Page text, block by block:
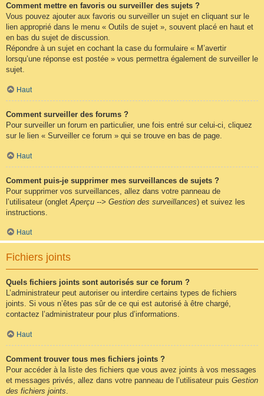
Comment mettre en favoris ou surveiller des sujets ?
Vous pouvez ajouter aux favoris ou surveiller un sujet en cliquant sur le
lien approprié dans le menu « Outils de sujet », souvent placé en haut et
en bas du sujet de discussion.
Répondre à un sujet en cochant la case du formulaire « M’avertir
lorsqu’une réponse est postée » vous permettra également de surveiller le
sujet.
Haut
Comment surveiller des forums ?
Pour surveiller un forum en particulier, une fois entré sur celui-ci, cliquez
sur le lien « Surveiller ce forum » qui se trouve en bas de page.
Haut
Comment puis-je supprimer mes surveillances de sujets ?
Pour supprimer vos surveillances, allez dans votre panneau de
l’utilisateur (onglet Aperçu --> Gestion des surveillances) et suivez les
instructions.
Haut
Fichiers joints
Quels fichiers joints sont autorisés sur ce forum ?
L’administrateur peut autoriser ou interdire certains types de fichiers
joints. Si vous n’êtes pas sûr de ce qui est autorisé à être chargé,
contactez l’administrateur pour plus d’informations.
Haut
Comment trouver tous mes fichiers joints ?
Pour accéder à la liste des fichiers que vous avez joints à vos messages
et messages privés, allez dans votre panneau de l’utilisateur puis Gestion
des fichiers joints